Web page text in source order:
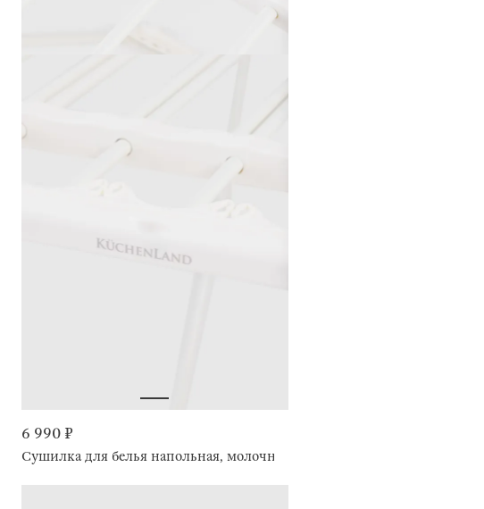
6 990 ₽
Сушилка для белья напольная, молочная, Compact